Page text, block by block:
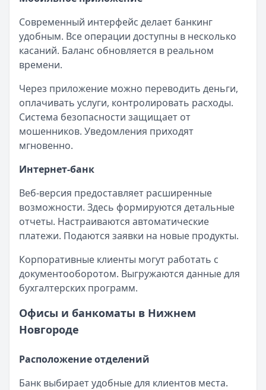
Современный интерфейс делает банкинг
удобным. Все операции доступны в несколько
касаний. Баланс обновляется в реальном
времени.
Через приложение можно переводить деньги,
оплачивать услуги, контролировать расходы.
Система безопасности защищает от
мошенников. Уведомления приходят
мгновенно.
Интернет-банк
Веб-версия предоставляет расширенные
возможности. Здесь формируются детальные
отчеты. Настраиваются автоматические
платежи. Подаются заявки на новые продукты.
Корпоративные клиенты могут работать с
документооборотом. Выгружаются данные для
бухгалтерских программ.
Офисы и банкоматы в Нижнем
Новгороде
Расположение отделений
Банк выбирает удобные для клиентов места.